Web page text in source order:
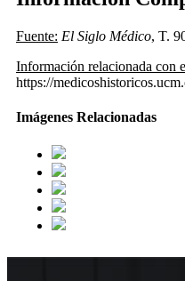
Fuente: El Siglo Médico, T.
Información relacionada con
https://
Imágenes Relacionadas